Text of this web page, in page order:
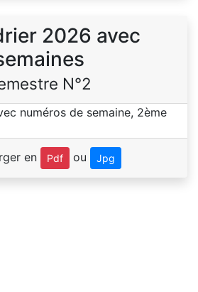
2026 avec
N°2
en Pdf ou Jpg